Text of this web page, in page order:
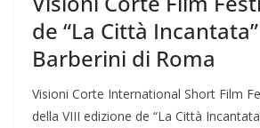
de “La Città
Barberini di Roma
Visioni Corte International Short Film
della VIII edizione de “La Città